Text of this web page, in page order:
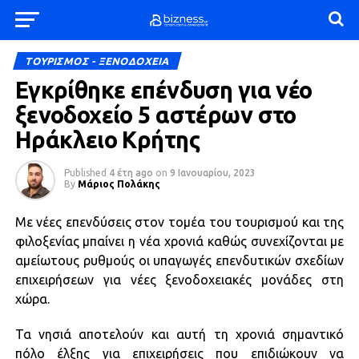
ΤΟΥΡΙΣΜΟΣ - ΞΕΝΟΔΟΧΕΙΑ
Εγκρίθηκε επένδυση για νέο
ξενοδοχείο 5 αστέρων στο
Ηράκλειο Κρήτης
Published 4 έτη ago on 9 Ιανουαρίου, 2023
By Μάριος Πολάκης
Με νέες επενδύσεις στον τομέα του τουρισμού και της
φιλοξενίας μπαίνει η νέα χρονιά καθώς συνεχίζονται με
αμείωτους ρυθμούς οι υπαγωγές επενδυτικών σχεδίων
επιχειρήσεων για νέες ξενοδοχειακές μονάδες στη
χώρα.
Τα νησιά αποτελούν και αυτή τη χρονιά σημαντικό
πόλο έλξης για επιχειρήσεις που επιδιώκουν να